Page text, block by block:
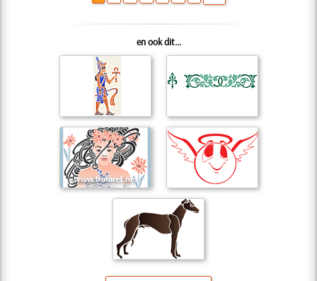
en ook dit...